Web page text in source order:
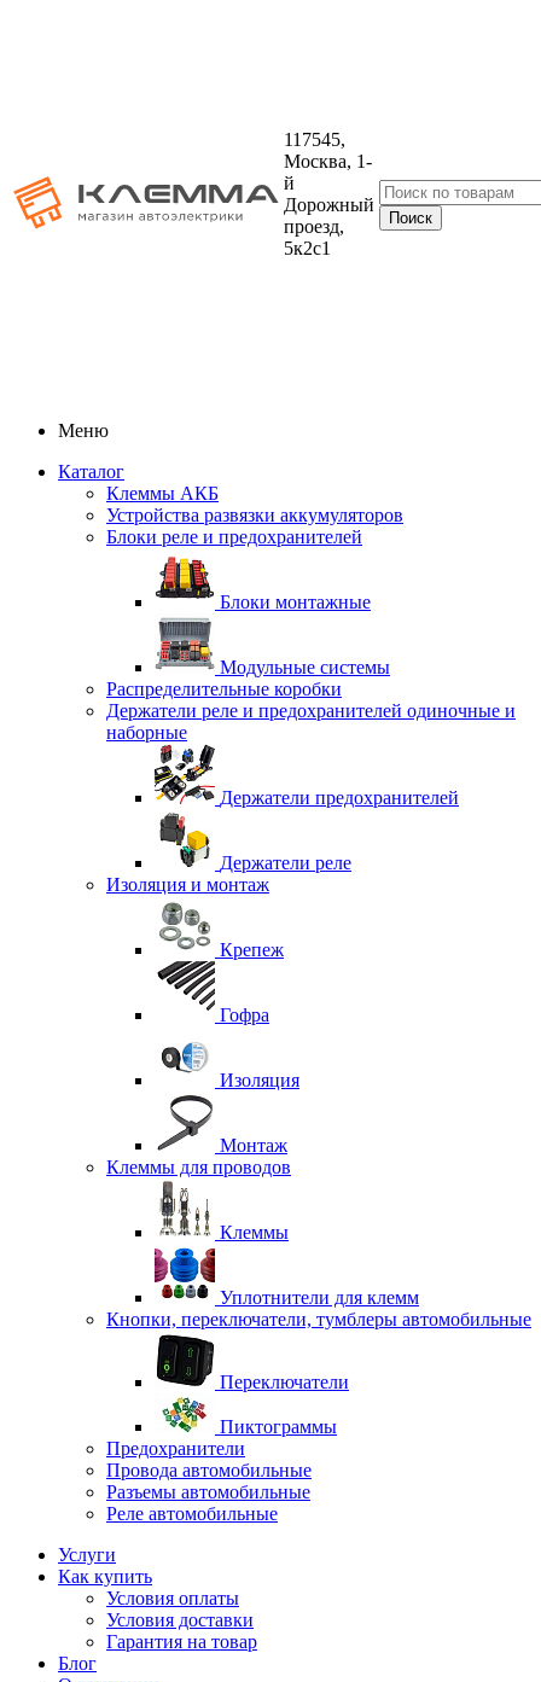
117545,
Москва, 1-
й
Дорожный
проезд,
5к2с1
Меню
Каталог
Клеммы АКБ
Устройства развязки аккумуляторов
Блоки реле и предохранителей
Блоки монтажные
Модульные системы
Распределительные коробки
Держатели реле и предохранителей одиночные и
наборные
Держатели предохранителей
Держатели реле
Изоляция и монтаж
Крепеж
Гофра
Изоляция
Монтаж
Клеммы для проводов
Клеммы
Уплотнители для клемм
Кнопки, переключатели, тумблеры автомобильные
Переключатели
Пиктограммы
Предохранители
Провода автомобильные
Разъемы автомобильные
Реле автомобильные
Услуги
Как купить
Условия оплаты
Условия доставки
Гарантия на товар
Блог